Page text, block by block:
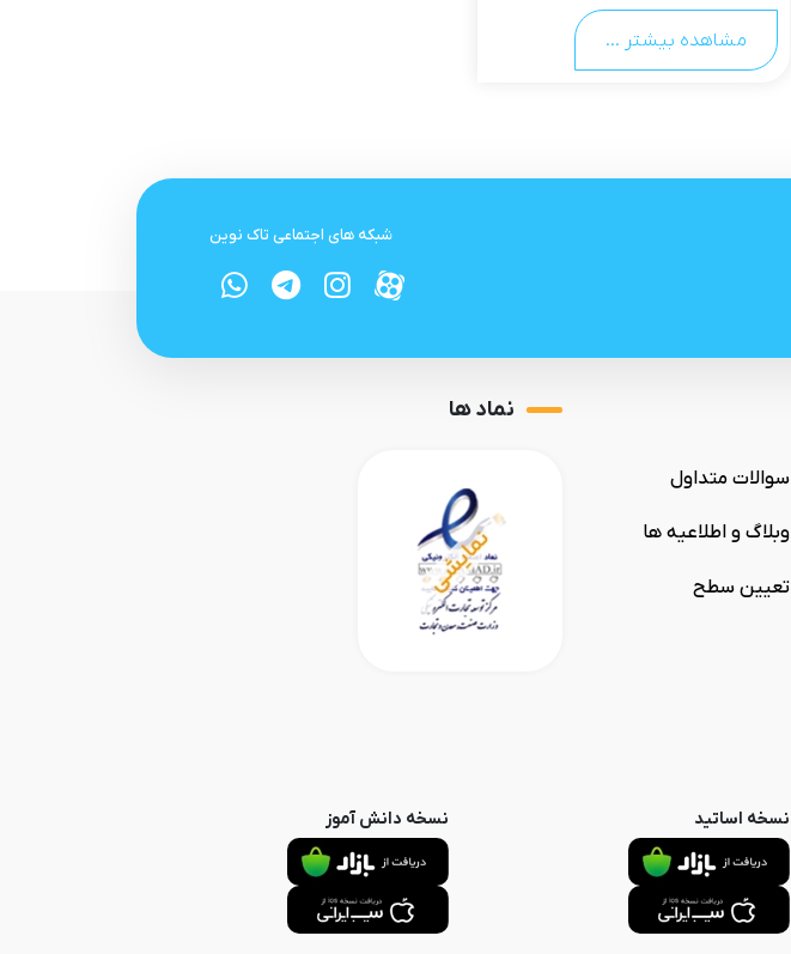
مشاهده بیشتر ...
شبکه های اجتماعی تاک نوین
سوالات متداول
وبلاگ و اطلاعیه ها
تعیین سطح
نماد ها
نسخه اساتید نسخه دانش آموز